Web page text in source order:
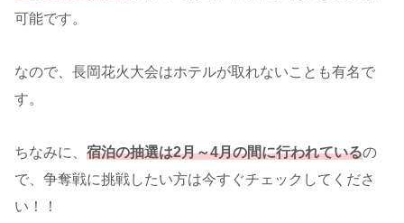
可能です。
なので、長岡花火大会はホテルが取れないことも有名で
す。
ちなみに、 宿泊の抽選は2月～4月の間に行われているの
で、争奪戦に挑戦したい方は今すぐチェックしてくださ
い！！